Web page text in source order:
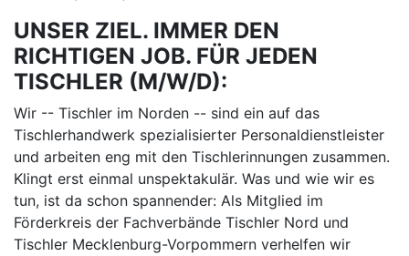
UNSER ZIEL. IMMER DEN
RICHTIGEN JOB. FÜR JEDEN
TISCHLER (M/W/D):
Wir -- Tischler im Norden -- sind ein auf das
Tischlerhandwerk spezialisierter Personaldienstleister
und arbeiten eng mit den Tischlerinnungen zusammen.
Klingt erst einmal unspektakulär. Was und wie wir es
tun, ist da schon spannender: Als Mitglied im
Förderkreis der Fachverbände Tischler Nord und
Tischler Mecklenburg-Vorpommern verhelfen wir